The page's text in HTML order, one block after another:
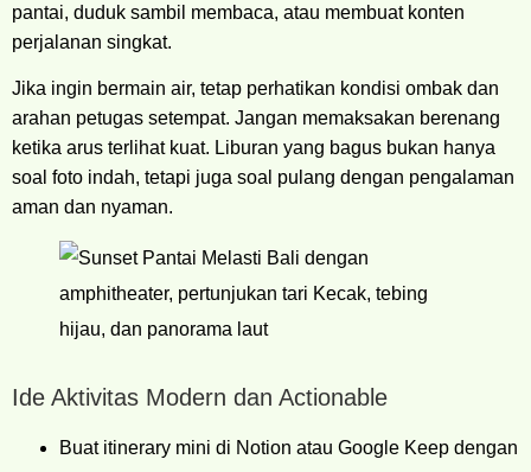
pantai, duduk sambil membaca, atau membuat konten
perjalanan singkat.
Jika ingin bermain air, tetap perhatikan kondisi ombak dan
arahan petugas setempat. Jangan memaksakan berenang
ketika arus terlihat kuat. Liburan yang bagus bukan hanya
soal foto indah, tetapi juga soal pulang dengan pengalaman
aman dan nyaman.
Ide Aktivitas Modern dan Actionable
Buat itinerary mini di Notion atau Google Keep dengan